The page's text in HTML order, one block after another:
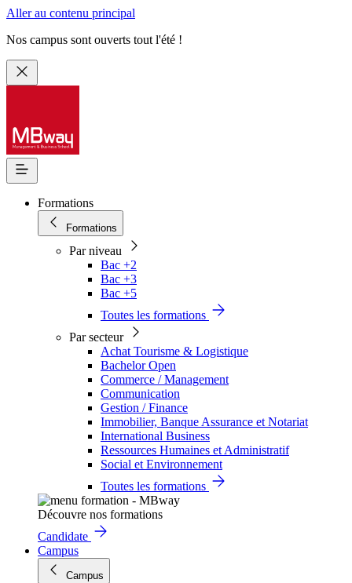
Aller au contenu principal
Nos campus sont ouverts tout l'été !
Formations
Formations
Par niveau
Bac +2
Bac +3
Bac +5
Toutes les formations
Par secteur
Achat Tourisme & Logistique
Bachelor Open
Commerce / Management
Communication
Gestion / Finance
Immobilier, Banque Assurance et Notariat
International Business
Ressources Humaines et Administratif
Social et Environnement
Toutes les formations
Découvre nos formations
Candidate
Campus
Campus